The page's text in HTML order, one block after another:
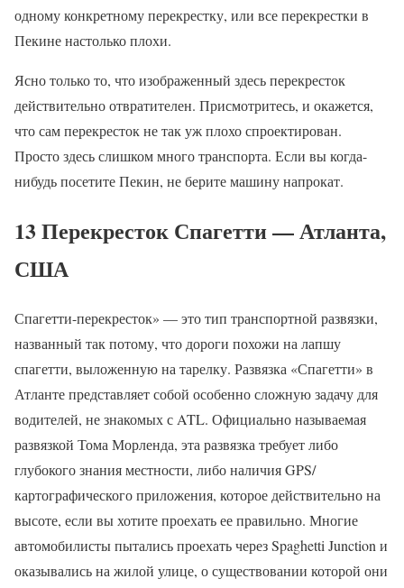
одному конкретному перекрестку, или все перекрестки в
Пекине настолько плохи.
Ясно только то, что изображенный здесь перекресток
действительно отвратителен. Присмотритесь, и окажется,
что сам перекресток не так уж плохо спроектирован.
Просто здесь слишком много транспорта. Если вы когда-
нибудь посетите Пекин, не берите машину напрокат.
13 Перекресток Спагетти — Атланта,
США
Спагетти-перекресток» — это тип транспортной развязки,
названный так потому, что дороги похожи на лапшу
спагетти, выложенную на тарелку. Развязка «Спагетти» в
Атланте представляет собой особенно сложную задачу для
водителей, не знакомых с ATL. Официально называемая
развязкой Тома Морленда, эта развязка требует либо
глубокого знания местности, либо наличия GPS/
картографического приложения, которое действительно на
высоте, если вы хотите проехать ее правильно. Многие
автомобилисты пытались проехать через Spaghetti Junction и
оказывались на жилой улице, о существовании которой они